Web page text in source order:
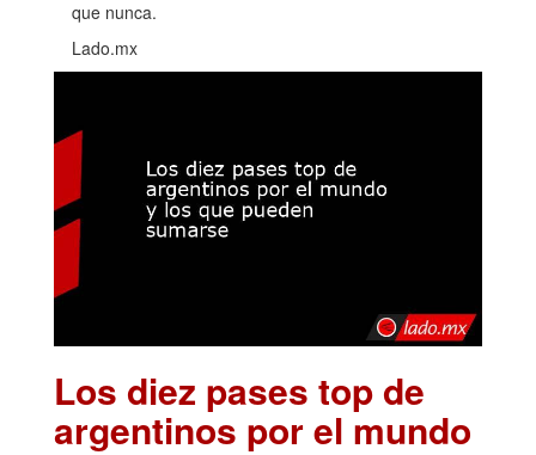
que nunca.
Lado.mx
Los diez pases top de
argentinos por el mundo